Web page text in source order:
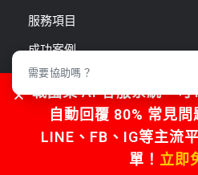
服務項目
成功案例
合作夥伴
廣告連結
戰國策戰勝學院
戰國策 AI 客服系統，
自動回覆 80% 常見問
LINE、FB、IG等主流
單！ 立即
需要協助嗎？